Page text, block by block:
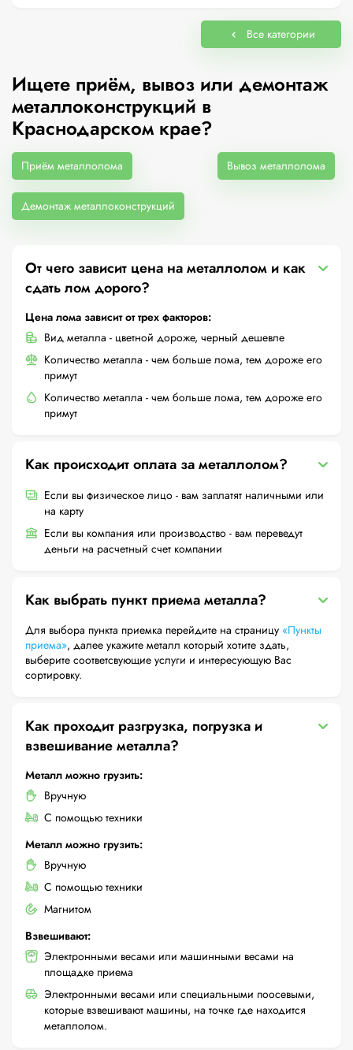
Все категории
Ищете приём, вывоз или демонтаж
металлоконструкций в
Краснодарском крае?
Приём металлолома Вывоз металлолома
Демонтаж металлоконструкций
От чего зависит цена на металлолом и как
сдать лом дорого?
Цена лома зависит от трех факторов:
Вид металла - цветной дороже, черный дешевле
Количество металла - чем больше лома, тем дороже его
примут
Количество металла - чем больше лома, тем дороже его
примут
Как происходит оплата за металлолом?
Если вы физическое лицо - вам заплатят наличными или
на карту
Если вы компания или производство - вам переведут
деньги на расчетный счет компании
Как выбрать пункт приема металла?
Для выбора пункта приемка перейдите на страницу «Пункты
приема», далее укажите металл который хотите здать,
выберите соответсвующие услуги и интересующую Вас
сортировку.
Как проходит разгрузка, погрузка и
взвешивание металла?
Металл можно грузить:
Вручную
С помощью техники
Металл можно грузить:
Вручную
С помощью техники
Магнитом
Взвешивают:
Электронными весами или машинными весами на
площадке приема
Электронными весами или специальными поосевыми,
которые взвешивают машины, на точке где находится
металлолом.